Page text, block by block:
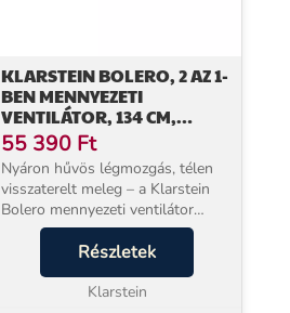
KLARSTEIN BOLERO, 2 AZ 1-
BEN MENNYEZETI
VENTILÁTOR, 134 CM,
LÁMPA, 55 W,
TÁVIRÁNYÍTÓ, FEKETE
55 390 Ft
Nyáron hűvös légmozgás, télen
visszaterelt meleg – a Klarstein
Bolero mennyezeti ventilátor
mindkét évszakban dolgozik
Önért, miközben mindössze 60
W-ot fogyaszt.
Összehasonlításképpen: egy
Részletek
Klarstein